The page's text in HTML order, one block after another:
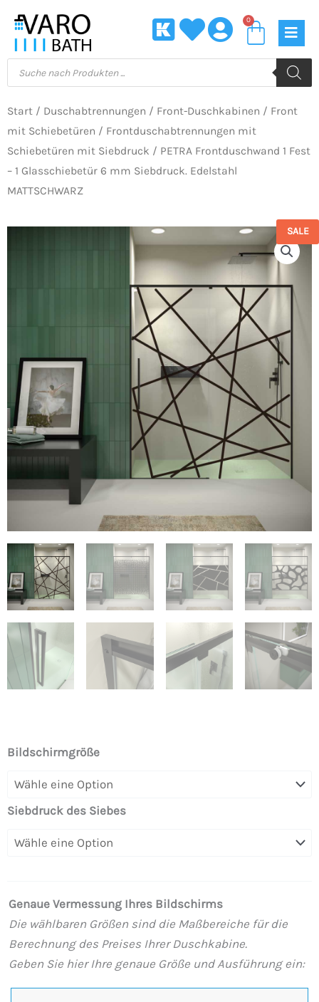
Inhalt
springen
0
€486 €895
Products
search
Start / Duschabtrennungen / Front-Duschkabinen / Front
mit Schiebetüren / Frontduschabtrennungen mit
Schiebetüren mit Siebdruck / PETRA Frontduschwand 1 Fest
– 1 Glasschiebetür 6 mm Siebdruck. Edelstahl
MATTSCHWARZ
SALE
Bildschirmgröße
Siebdruck des Siebes
Genaue Vermessung Ihres Bildschirms
Die wählbaren Größen sind die Maßbereiche für die
Berechnung des Preises Ihrer Duschkabine.
Geben Sie hier Ihre genaue Größe und Ausführung ein:
PETRA
Fest
mm
Siebdruck.
Edelstahl
MATTSCHWARZ
Menge